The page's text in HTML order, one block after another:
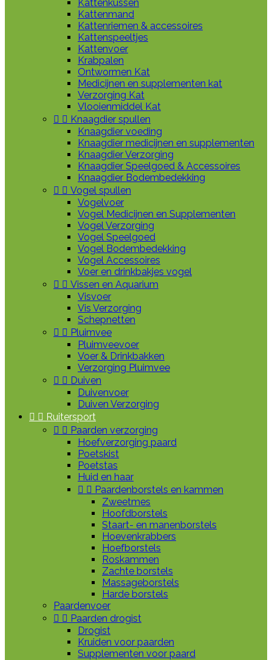
Kattenkussen
Kattenmand
Kattenriemen & accessoires
Kattenspeeltjes
Kattenvoer
Krabpalen
Ontwormen Kat
Medicijnen en supplementen kat
Verzorging Kat
Vlooienmiddel Kat
  Knaagdier spullen
Knaagdier voeding
Knaagdier medicijnen en supplementen
Knaagdier Verzorging
Knaagdier Speelgoed & Accessoires
Knaagdier Bodembedekking
  Vogel spullen
Vogelvoer
Vogel Medicijnen en Supplementen
Vogel Verzorging
Vogel Speelgoed
Vogel Bodembedekking
Vogel Accessoires
Voer en drinkbakjes vogel
  Vissen en Aquarium
Visvoer
Vis Verzorging
Schepnetten
  Pluimvee
Pluimveevoer
Voer & Drinkbakken
Verzorging Pluimvee
  Duiven
Duivenvoer
Duiven Verzorging
  Ruitersport
  Paarden verzorging
Hoefverzorging paard
Poetskist
Poetstas
Huid en haar
  Paardenborstels en kammen
Zweetmes
Hoofdborstels
Staart- en manenborstels
Hoevenkrabbers
Hoefborstels
Roskammen
Zachte borstels
Massageborstels
Harde borstels
Paardenvoer
  Paarden drogist
Drogist
Kruiden voor paarden
Supplementen voor paard